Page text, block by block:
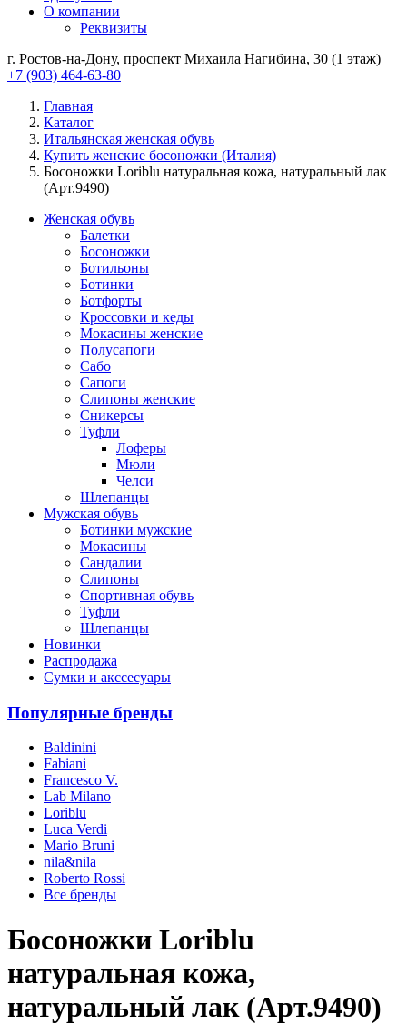
О компании
Реквизиты
г. Ростов-на-Дону, проспект Михаила Нагибина, 30 (1 этаж)
+7 (903) 464-63-80
Главная
Каталог
Итальянская женская обувь
Купить женские босоножки (Италия)
Босоножки Loriblu натуральная кожа, натуральный лак
(Арт.9490)
Женская обувь
Балетки
Босоножки
Ботильоны
Ботинки
Ботфорты
Кроссовки и кеды
Мокасины женские
Полусапоги
Сабо
Сапоги
Слипоны женские
Сникерсы
Туфли
Лоферы
Мюли
Челси
Шлепанцы
Мужская обувь
Ботинки мужские
Мокасины
Сандалии
Слипоны
Спортивная обувь
Туфли
Шлепанцы
Новинки
Распродажа
Сумки и акссесуары
Популярные бренды
Baldinini
Fabiani
Francesco V.
Lab Milano
Loriblu
Luca Verdi
Mario Bruni
nila&nila
Roberto Rossi
Все бренды
Босоножки Loriblu
натуральная кожа,
натуральный лак (Арт.9490)